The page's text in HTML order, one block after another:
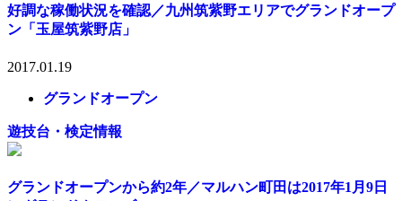
好調な稼働状況を確認／九州筑紫野エリアでグランドオープ
ン「玉屋筑紫野店」
2017.01.19
グランドオープン
遊技台・検定情報
グランドオープンから約2年／マルハン町田は2017年1月9日